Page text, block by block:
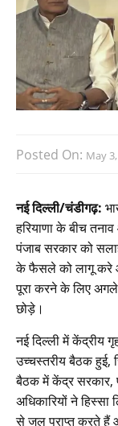
Posted On: May
नई दिल्ली/चंडीगढ़:
हरियाणा के बीच
पंजाब सरकार को
के फैसले को लागू करे
पूरा करने के लिए
छोड़े।
नई दिल्ली में केंद्रीय
उच्चस्तरीय बैठक हुई,
बैठक में केंद्र सरकार,
अधिकारियों ने हिस्सा
से जल प्राप्त करते हैं